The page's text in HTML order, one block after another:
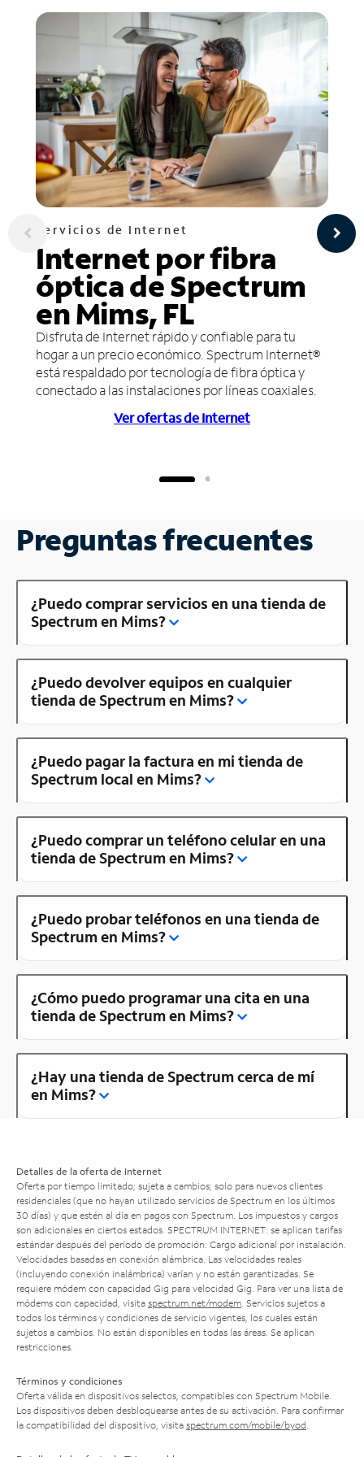
Servicios de Internet
Internet por fibra
óptica de Spectrum
en Mims, FL
Disfruta de Internet rápido y confiable para tu
hogar a un precio económico. Spectrum Internet®
está respaldado por tecnología de fibra óptica y
conectado a las instalaciones por líneas coaxiales.
Ver ofertas de Internet
Preguntas frecuentes
¿Puedo comprar servicios en una tienda de
Spectrum en Mims?
¿Puedo devolver equipos en cualquier
tienda de Spectrum en Mims?
¿Puedo pagar la factura en mi tienda de
Spectrum local en Mims?
¿Puedo comprar un teléfono celular en una
tienda de Spectrum en Mims?
¿Puedo probar teléfonos en una tienda de
Spectrum en Mims?
¿Cómo puedo programar una cita en una
tienda de Spectrum en Mims?
¿Hay una tienda de Spectrum cerca de mí
en Mims?
Detalles de la oferta de Internet
Oferta por tiempo limitado; sujeta a cambios; solo para nuevos clientes
residenciales (que no hayan utilizado servicios de Spectrum en los últimos
30 días) y que estén al día en pagos con Spectrum. Los impuestos y cargos
son adicionales en ciertos estados. SPECTRUM INTERNET: se aplican tarifas
estándar después del período de promoción. Cargo adicional por instalación.
Velocidades basadas en conexión alámbrica. Las velocidades reales
(incluyendo conexión inalámbrica) varían y no están garantizadas. Se
requiere módem con capacidad Gig para velocidad Gig. Para ver una lista de
módems con capacidad, visita spectrum.net/modem . Servicios sujetos a
todos los términos y condiciones de servicio vigentes, los cuales están
sujetos a cambios. No están disponibles en todas las áreas. Se aplican
restricciones.
Términos y condiciones
Oferta válida en dispositivos selectos, compatibles con Spectrum Mobile.
Los dispositivos deben desbloquearse antes de su activación. Para confirmar
la compatibilidad del dispositivo, visita spectrum.com/mobile/byod